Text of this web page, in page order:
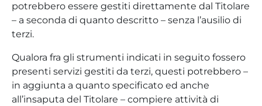
potrebbero essere gestiti direttamente dal Titolare
– a seconda di quanto descritto – senza l’ausilio di
terzi.
Qualora fra gli strumenti indicati in seguito fossero
presenti servizi gestiti da terzi, questi potrebbero –
in aggiunta a quanto specificato ed anche
all’insaputa del Titolare – compiere attività di